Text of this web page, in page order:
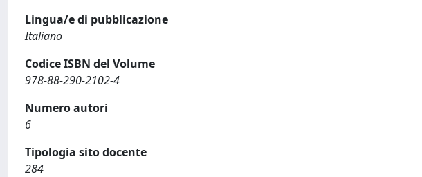
Lingua/e di pubblicazione
Italiano
Codice ISBN del Volume
978-88-290-2102-4
Numero autori
6
Tipologia sito docente
284